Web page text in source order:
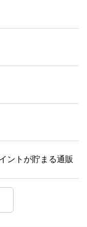
ントが貯まる通販